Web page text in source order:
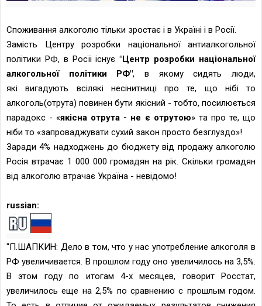
Споживання алкоголю тільки зростає і в Україні і в Росії.
Замість Центру розробки національної антиалкогольної
політики РФ, в Росїі існує "Центр розробки національної
алкогольної політики РФ", в якому сидять люди,
які вигадують всілякі несінитниці про те, що нібі то
алкоголь(отрута) повинен бути якісний - тобто, посилюється
парадокс - «якісна отрута - не є отрутою» та про те, що
ніби то «запроваджувати сухий закон просто безглуздо»!
Заради 4% надходжень до бюджету від продажу алкоголю
Росія втрачає 1 000 000 громадян на рік. Скільки громадян
від алкоголю втрачає Україна - невідомо!
russian:
"П.ШАПКИН: Дело в том, что у нас употребление алкоголя в
РФ увеличивается. В прошлом году оно увеличилось на 3,5%.
В этом году по итогам 4-х месяцев, говорит Росстат,
увеличилось еще на 2,5% по сравнению с прошлым годом.